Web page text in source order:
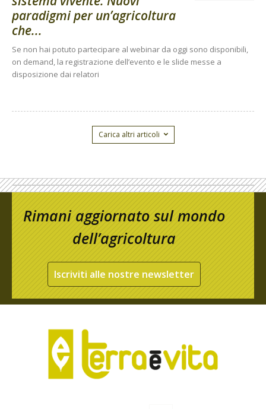
paradigmi per un’agricoltura
che...
Se non hai potuto partecipare al webinar da oggi sono disponibili,
on demand, la registrazione dell’evento e le slide messe a
disposizione dai relatori
Carica altri articoli
Rimani aggiornato sul mondo
dell’agricoltura
Iscriviti alle nostre newsletter